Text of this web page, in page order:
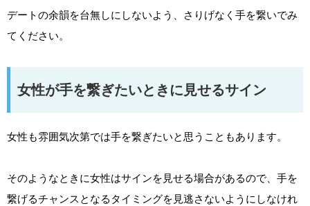
デートの余韻を台無しにしないよう、さりげなく手を繋いでみ
てください。
女性が手を繋ぎたいときに見せるサイン
女性も雰囲気次第では手を繋ぎたいと思うこともあります。
そのようなときに女性はサインを見せる場合があるので、手を
繋げるチャンスとなるタイミングを見逃さないようにしなけれ